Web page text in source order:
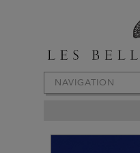
NAVIGATION